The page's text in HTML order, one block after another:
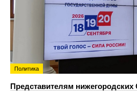
Политика
Представителям